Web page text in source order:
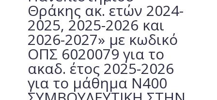
Θράκης ακ. ετών 2024-
2025, 2025-2026 και
2026-2027» με κωδικό
ΟΠΣ 6020079 για το
ακαδ. έτος 2025-2026
για το μάθημα Ν400